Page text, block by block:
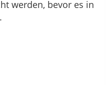
werden, bevor es in